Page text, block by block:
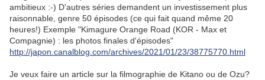
ambitieux :-) D'autres séries demandent un investissement plus
raisonnable, genre 50 épisodes (ce qui fait quand même 20
heures!) Exemple "Kimagure Orange Road (KOR - Max et
Compagnie) : les photos finales d'épisodes"
http://japon.canalblog.com/archives/2021/01/23/38775770.html
Je veux faire un article sur la filmographie de Kitano ou de Ozu?